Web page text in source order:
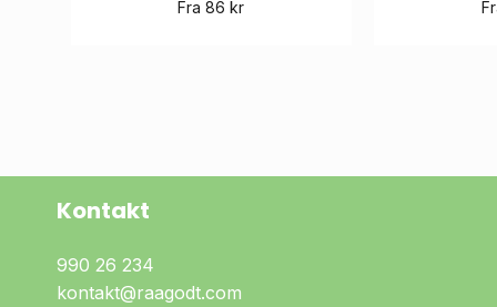
Fra86kr
Kontakt
990 26 234
kontakt@raagodt.com